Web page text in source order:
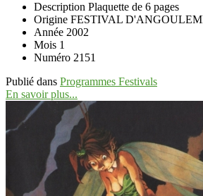
Description Plaquette de 6 pages
Origine FESTIVAL
Année 2002
Mois 1
Numéro 2151
Publié dans Programmes Festivals
En savoir plus...